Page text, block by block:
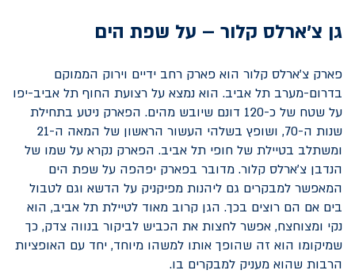
גן צ'ארלס קלור – על שפת הים
פארק צ'ארלס קלור הוא פארק רחב ידיים וירוק הממוקם
בדרום-מערב תל אביב. הוא נמצא על רצועת החוף תל אביב-יפו
על שטח של כ-120 דונם שיובש מהים. הפארק ניטע בתחילת
שנות ה-70, ושופץ בשלהי העשור הראשון של המאה ה-21
ומשתלב בטיילת של חופי תל אביב. הפארק נקרא על שמו של
הנדבן צ'ארלס קלור. מדובר בפארק יפהפה על שפת הים
המאפשר למבקרים גם ליהנות מפיקניק על הדשא וגם לטבול
בים אם הם רוצים בכך. הגן קרוב מאוד לטיילת תל אביב, הוא
נקי ומצוחצח, אפשר לחצות את הכביש לביקור בנווה צדק, כך
שמיקומו הוא זה שהופך אותו למשהו מיוחד, יחד עם האופציות
הרבות שהוא מעניק למבקרים בו.